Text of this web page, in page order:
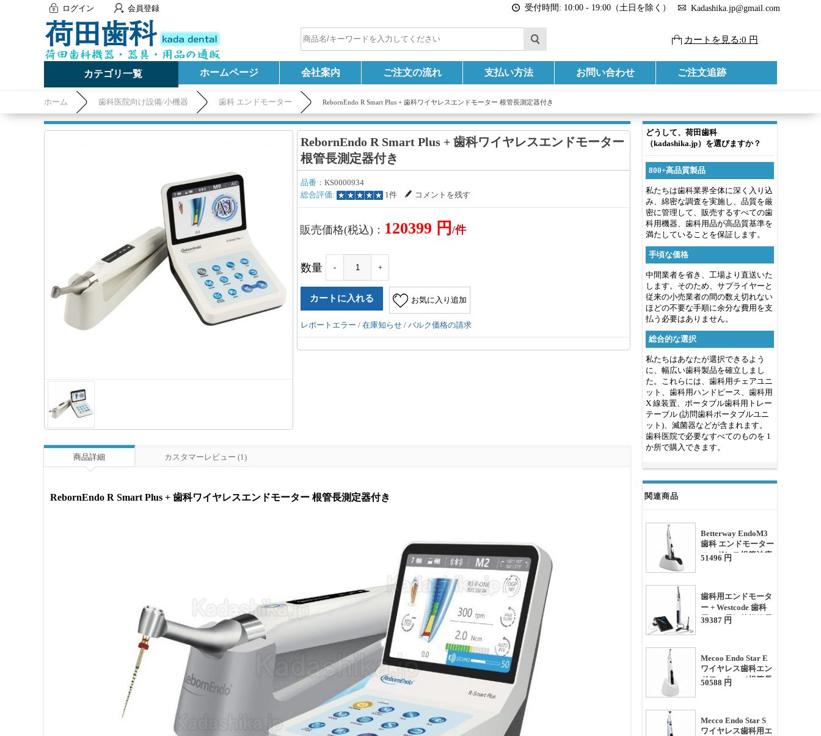
ログイン 会員登録 受付時間: 10:00 - 19:00（土日を除く） Kadashika.jp@gmail.com
カートを見る:0 円
カテゴリ一覧 ホームページ 会社案内 ご注文の流れ 支払い方法 お問い合わせ ご注文追跡
ホーム 歯科医院向け設備/小機器 歯科 エンドモーター RebornEndo R Smart Plus + 歯科ワイヤレスエンドモーター 根管長測定器付き
どうして、荷田歯科
（kadashika.jp）を選びますか？
800+高品質製品
私たちは歯科業界全体に深く入り込
み、綿密な調査を実施し、品質を厳
密に管理して、販売するすべての歯
科用機器、歯科用品が高品質基準を
満たしていることを保証します。
手頃な価格
中間業者を省き、工場より直送いた
します。そのため、サプライヤーと
従来の小売業者の間の数え切れない
ほどの不要な手順に余分な費用を支
払う必要はありません。
総合的な選択
私たちはあなたが選択できるよう
に、幅広い歯科製品を確立しまし
た。これらには、歯科用チェアユニ
ット、歯科用ハンドピース、歯科用
X 線装置、ポータブル歯科用トレー
テーブル (訪問歯科ポータブルユニ
ット)、滅菌器などが含まれます。
歯科医院で必要なすべてのものを 1
か所で購入できます。
関連商品
Betterway EndoM3
歯科 エンドモーター
コードレス根管治療
51496 円
歯科用エンドモータ
ー + Westcode 歯科
用ミニ電気的根管長
39387 円
Mecoo Endo Star E
ワイヤレス歯科エン
ドモーター（根管長
50588 円
Mecco Endo Star S
ワイヤレス歯科用エ
RebornEndo R Smart Plus + 歯科ワイヤレスエンドモーター
根管長測定器付き
品番： KS0000934
総合評価:
1件 コメントを残す
販売価格(税込)： 120399 円 /件
数量 - +
お気に入り追加
レポートエラー / 在庫知らせ / バルク価格の請求
商品詳細 カスタマーレビュー (1)
RebornEndo R Smart Plus + 歯科ワイヤレスエンドモーター 根管長測定器付き